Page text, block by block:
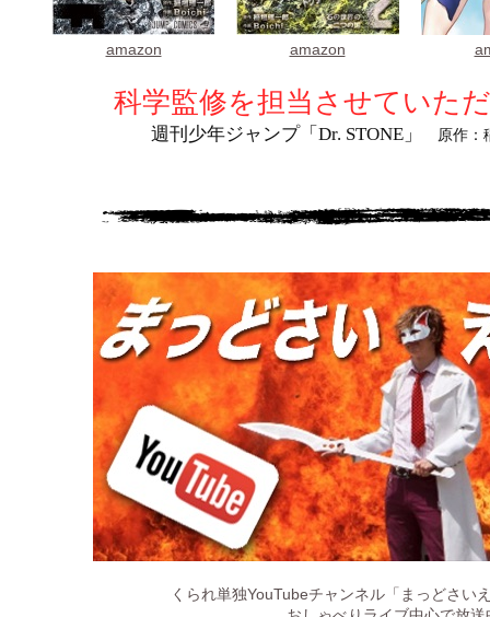
くられ単独YouTubeチャンネル「まっどさい
科学監修を担当させていた
週刊少年ジャンプ「Dr. STONE」 原作：
amazon amazon